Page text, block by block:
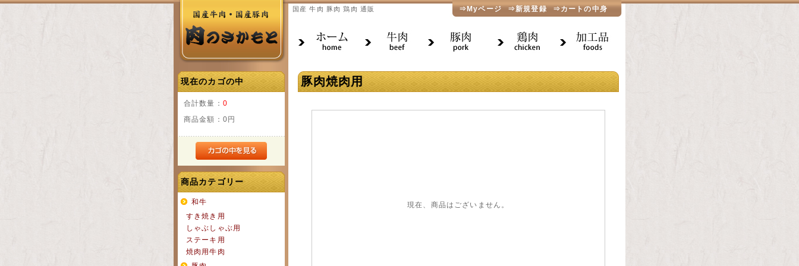
国産 牛肉 豚肉 鶏肉 通販 ⇒Myページ ⇒新規登録 ⇒カートの中身
現在のカゴの中
合計数量： 0
商品金額： 0円
商品カテゴリー
和牛
すき焼き用
しゃぶしゃぶ用
ステーキ用
焼肉用牛肉
豚肉焼肉用
現在、商品はございません。